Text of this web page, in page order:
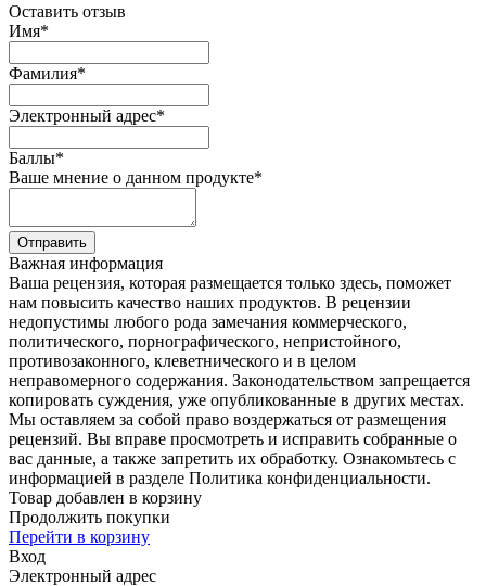
Оставить отзыв
Имя*
Фамилия*
Электронный адрес*
Баллы*
Ваше мнение о данном продукте*
Отправить
Важная информация
Ваша рецензия, которая размещается только здесь, поможет
нам повысить качество наших продуктов. В рецензии
недопустимы любого рода замечания коммерческого,
политического, порнографического, непристойного,
противозаконного, клеветнического и в целом
неправомерного содержания. Законодательством запрещается
копировать суждения, уже опубликованные в других местах.
Мы оставляем за собой право воздержаться от размещения
рецензий. Вы вправе просмотреть и исправить собранные о
вас данные, а также запретить их обработку. Ознакомьтесь с
информацией в разделе Политика конфиденциальности.
Товар добавлен в корзину
Продолжить покупки
Перейти в корзину
Вход
Электронный адрес